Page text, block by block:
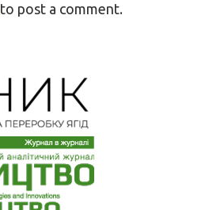
to post a comment.